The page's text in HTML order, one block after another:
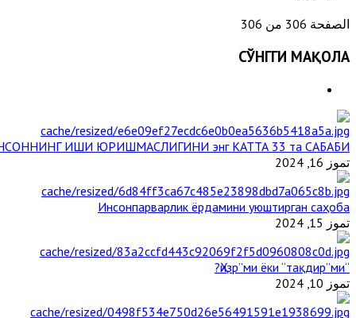
الصفحة 306 من 306
СЎНГГИ МАҚОЛА
ИШИ ЮРИШМАСЛИГИНИ энг КАТТА 33 та САБАБИ
تموز 16, 2024
Инсонпарварлик ёрдамини уюштирган саҳоба
تموز 15, 2024
“Ҳизр”ми ёки “тақдир”ми?
تموز 10, 2024